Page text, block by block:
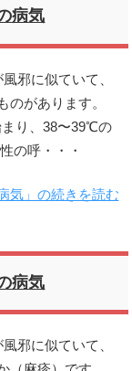
病気
邪に似ていて、
のがあります。
り、38〜39℃の
の呼・・・
気」の続きを読む
病気
邪に似ていて、